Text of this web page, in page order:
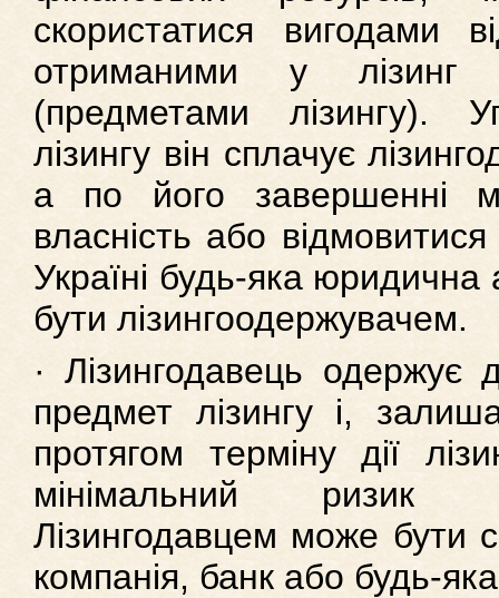
скористатися вигодами
отриманими у лізинг
(предметами лізингу).
лізингу він сплачує
а по його завершенні
власність або
Україні будь-яка
бути лізингоодержувачем.
· Лізингодавець одержує
предмет лізингу і,
протягом терміну дії
мінімальний ризик
Лізингодавцем може бути
компанія, банк або будь-